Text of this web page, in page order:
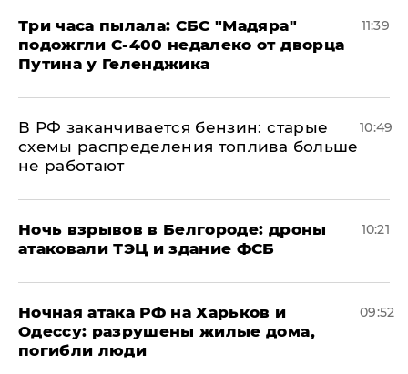
Три часа пылала: СБС "Мадяра"
подожгли С-400 недалеко от дворца
Путина у Геленджика
11:39
​В РФ заканчивается бензин: старые
схемы распределения топлива больше
не работают
10:49
​Ночь взрывов в Белгороде: дроны
атаковали ТЭЦ и здание ФСБ
10:21
​Ночная атака РФ на Харьков и
Одессу: разрушены жилые дома,
погибли люди
09:52